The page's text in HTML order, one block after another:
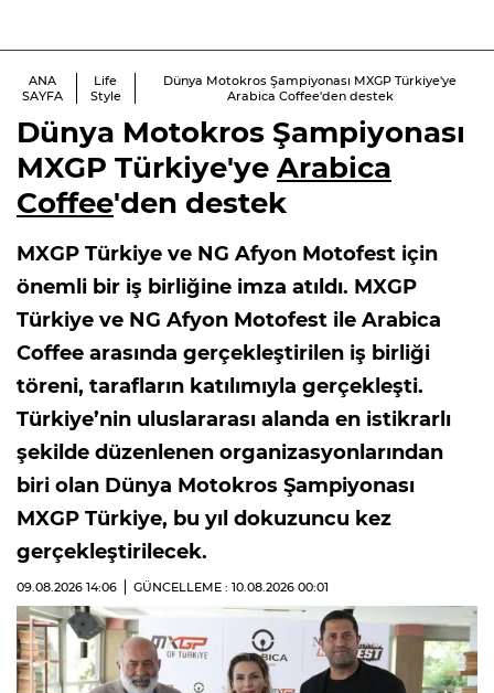
ANA
SAYFA
Life
Style
Dünya Motokros Şampiyonası MXGP Türkiye'ye
Arabica Coffee'den destek
Dünya Motokros Şampiyonası
MXGP Türkiye'ye Arabica
Coffee'den destek
MXGP Türkiye ve NG Afyon Motofest için
önemli bir iş birliğine imza atıldı. MXGP
Türkiye ve NG Afyon Motofest ile Arabica
Coffee arasında gerçekleştirilen iş birliği
töreni, tarafların katılımıyla gerçekleşti.
Türkiye’nin uluslararası alanda en istikrarlı
şekilde düzenlenen organizasyonlarından
biri olan Dünya Motokros Şampiyonası
MXGP Türkiye, bu yıl dokuzuncu kez
gerçekleştirilecek.
09.08.2026 14:06 GÜNCELLEME : 10.08.2026 00:01